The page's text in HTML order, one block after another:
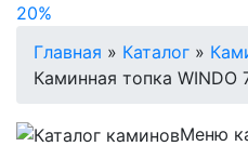
20%
Главная » Каталог »
Каминная топка WINDO
Меню